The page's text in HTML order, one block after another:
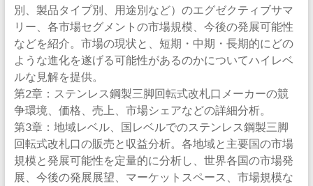
別、製品タイプ別、用途別など）のエグゼクティブサマ
リー、各市場セグメントの市場規模、今後の発展可能性
などを紹介。市場の現状と、短期・中期・長期的にどの
ような進化を遂げる可能性があるのかについてハイレベ
ルな見解を提供。
第2章：ステンレス鋼製三脚回転式改札口メーカーの競
争環境、価格、売上、市場シェアなどの詳細分析。
第3章：地域レベル、国レベルでのステンレス鋼製三脚
回転式改札口の販売と収益分析。各地域と主要国の市場
規模と発展可能性を定量的に分析し、世界各国の市場発
展、今後の発展展望、マーケットスペース、市場規模な